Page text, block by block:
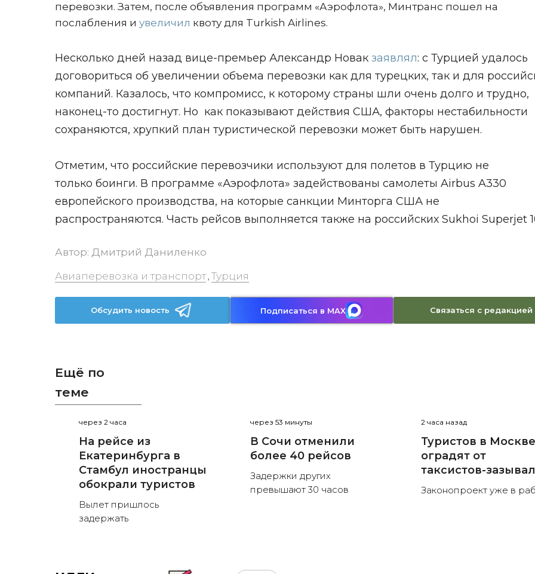
перевозки. Затем, после объявления программ «Аэрофлота», Минтранс пошел на
послабления и увеличил квоту для Turkish Airlines.
Несколько дней назад вице-премьер Александр Новак заявлял: с Турцией удалось
договориться об увеличении объема перевозки как для турецких, так и для
компаний. Казалось, что компромисс, к которому страны шли очень долго и трудно,
наконец-то достигнут. Но как показывают действия США, факторы нестабильности
сохраняются, хрупкий план туристической перевозки может быть нарушен.
Отметим, что российские перевозчики используют для полетов в Турцию не
только боинги. В программе «Аэрофлота» задействованы самолеты Airbus A330
европейского производства, на которые санкции Минторга США не
распространяются. Часть рейсов выполняется также на российских Sukhoi Superjet
Автор: Дмитрий Даниленко
Авиаперевозка и транспорт, Турция
Обсудить новость Подписаться в MAX Связаться с редакцией
Ещё по
теме
через 2 часа
На рейсе из
Екатеринбурга в
Стамбул иностранцы
обокрали туристов
Вылет пришлось
задержать
через 53 минуты
В Сочи отменили
более 40 рейсов
Задержки других
превышают 30 часов
2 часа назад
Туристов в Москве
оградят от
таксистов-зазывал
Законопроект уже в